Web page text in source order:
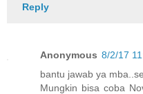
Reply
Anonymous 8/2/17
bantu jawab ya
Mungkin bisa coba